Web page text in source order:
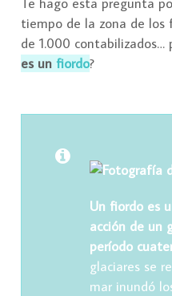
tiempo de la zona de los
de 1.000 contabilizados…
es un fiordo?
Un fiordo es
acción de un
período
glaciares se
mar inundó